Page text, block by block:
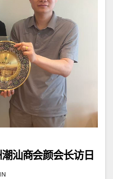
汕商会颜会长访日